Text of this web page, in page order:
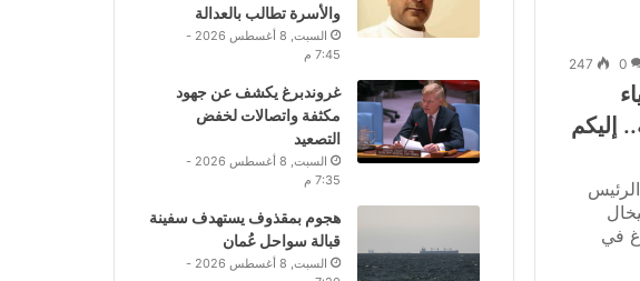
0
247
3 أشياء
إليكم
في
والأسرة تطالب بالعدالة
السبت, 8 أغسطس 2026 -
7:45 م
غروندبرغ يكشف عن جهود
مكثفة واتصالات لخفض
التصعيد
السبت, 8 أغسطس 2026 -
7:35 م
هجوم بمقذوف يستهدف سفينة
قبالة سواحل عُمان
السبت, 8 أغسطس 2026 -